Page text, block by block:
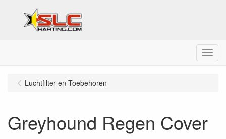
Menu
Luchtfilter en Toebehoren
Greyhound Regen Cover